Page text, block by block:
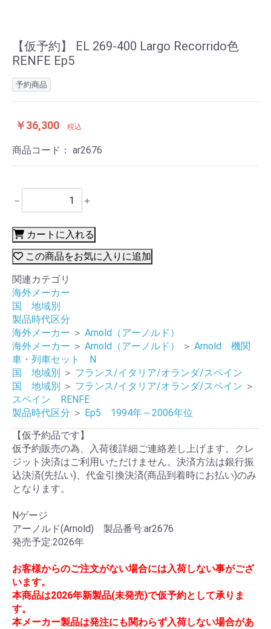
【仮予約】 EL 269-400 Largo Recorrido色
RENFE Ep5
予約商品
￥36,300 税込
商品コード： ar2676
－ ＋
カートに入れる
この商品をお気に入りに追加
関連カテゴリ
海外メーカー
国 地域別
製品時代区分
海外メーカー ＞ Arnold（アーノルド）
海外メーカー ＞ Arnold（アーノルド） ＞ Arnold 機関
車・列車セット N
国 地域別 ＞ フランス/イタリア/オランダ/スペイン
国 地域別 ＞ フランス/イタリア/オランダ/スペイン ＞
スペイン RENFE
製品時代区分 ＞ Ep5 1994年～2006年位
【仮予約品です】
仮予約販売の為、入荷後詳細ご連絡差し上げます。クレ
ジット決済はご利用いただけません。決済方法は銀行振
込決済(先払い)、代金引換決済(商品到着時にお払い)のみ
となります。
Nゲージ
アーノルド(Arnold) 製品番号:ar2676
発売予定:2026年
お客様からのご注文がない場合には入荷しない事がござ
います。
本商品は2026年新製品(未発売)で仮予約として承りま
す。
本メーカー製品は発注にも関わらず入荷しない場合があ